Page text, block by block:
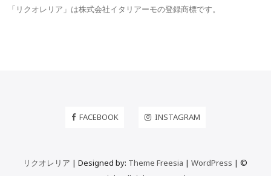
「リクオレリア」は株式会社イタリアーモの登録商標です。
FACEBOOK INSTAGRAM
リクオレリア | Designed by: Theme Freesia |WordPress | ©